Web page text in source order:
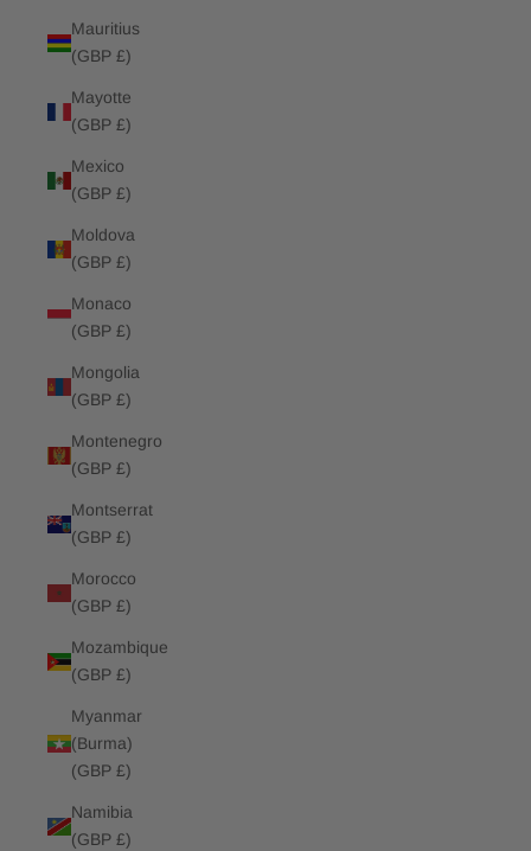
Mauritius
(GBP £)
Mayotte
(GBP £)
Mexico
(GBP £)
Moldova
(GBP £)
Monaco
(GBP £)
Mongolia
(GBP £)
Montenegro
(GBP £)
Montserrat
(GBP £)
Morocco
(GBP £)
Mozambique
(GBP £)
Myanmar
(Burma)
(GBP £)
Namibia
(GBP £)